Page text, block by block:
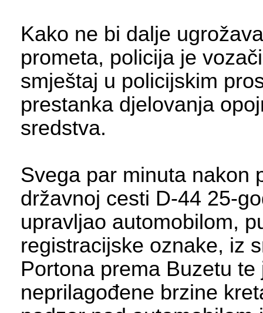
Kako ne bi dalje
prometa, policija je
smještaj u policijskim
prestanka djelovanja
sredstva.
Svega par minuta nakon
državnoj cesti D-44 25-
upravljao automobilom,
registracijske oznake, iz
Portona prema Buzetu te
neprilagođene brzine